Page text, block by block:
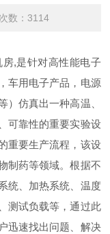
数：3114
,是针对高性能电子
车用电子产品，电源
）仿真出一种高温、
可靠性的重要实验设
重要生产流程，该设
制药等领域。根据不
统、加热系统、温度
测试负载等，通过此
迅速找出问题、解决